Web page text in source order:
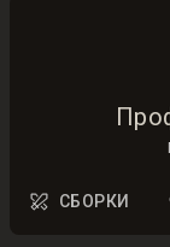
СБОРКИ